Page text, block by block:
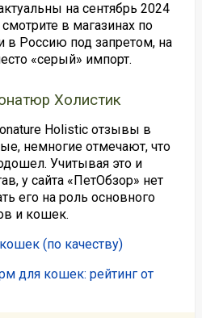
на сентябрь 2024
в магазинах по
Россию под запретом, на
«серый» импорт.
Холистик
Holistic отзывы в
немногие отмечают, что
Учитывая это и
у сайта «ПетОбзор» нет
его на роль основного
и кошек.
(по качеству)
для кошек: рейтинг от